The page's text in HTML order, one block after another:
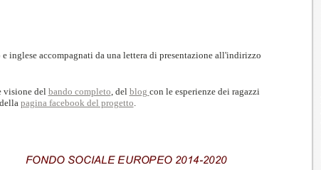
inglese accompagnati da una lettera di presentazione all'indirizzo
visione del bando completo, del blog con le esperienze dei ragazzi
pagina facebook del progetto.